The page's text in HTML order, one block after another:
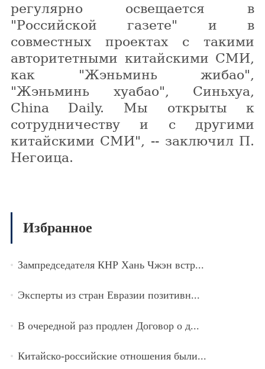
регулярно освещается в
"Российской газете" и в
совместных проектах с такими
авторитетными китайскими СМИ,
как "Жэньминь жибао",
"Жэньминь хуабао", Синьхуа,
China Daily. Мы открыты к
сотрудничеству и с другими
китайскими СМИ", -- заключил П.
Негоица.
Избранное
Зампредседателя КНР Хань Чжэн встр...
Эксперты из стран Евразии позитивн...
В очередной раз продлен Договор о д...
Китайско-российские отношения были...